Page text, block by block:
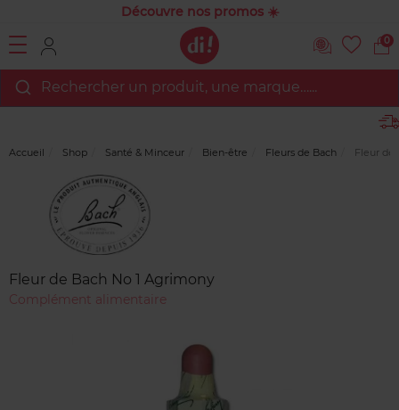
Découvre nos promos ☀️
0
Rechercher un produit, une marque…...
Accueil Shop Santé & Minceur Bien-être Fleurs de Bach Fleur de
Fleur de Bach No 1 Agrimony
Complément alimentaire